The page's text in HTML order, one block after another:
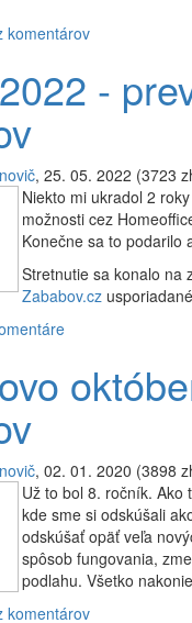
komentárov
-
, 25. 05. 2022 (3723
Niekto mi ukradol 2
možnosti cez
Konečne sa to podarilo
Stretnutie sa konalo na
Zababov.cz
, 02. 01. 2020 (3898
Už to bol 8. ročník.
kde sme si odskúšali
odskúšať opäť veľa
spôsob fungovania,
podlahu. Všetko
komentárov